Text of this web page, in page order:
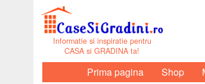
Informatie si inspiratie pentru
CASA si GRADINA ta!
Prima pagina Shop